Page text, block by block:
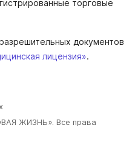
торговые
документов
лицензия».
ЖИЗНЬ». Все права